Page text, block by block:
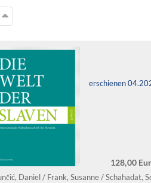
erschienen
128,00 Eur